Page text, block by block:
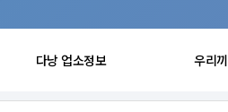
다낭 업소정보 우리